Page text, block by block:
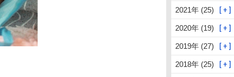
2021年 (25)
2020年 (19)
2019年 (27)
2018年 (25)